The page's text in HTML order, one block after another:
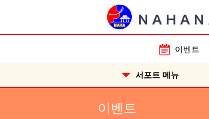
이벤트
서포트 메뉴
이벤트